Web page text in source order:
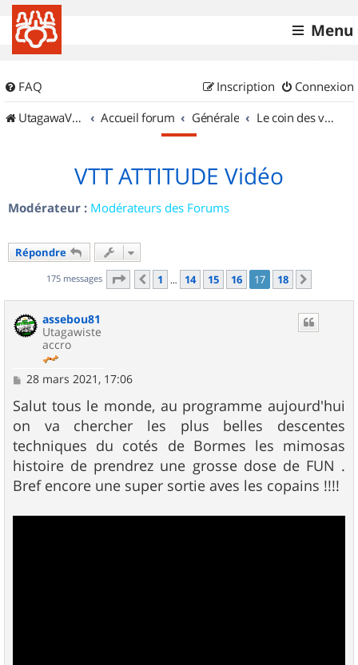
Menu
FAQ Connexion
Inscription
UtagawaVTT (Randos VTT et VTTAE avec traces GPS)
Accueil forum Générale Le coin des vidéastes
VTT ATTITUDE Vidéo
Modérateur : Modérateurs des Forums
Répondre
175 messages Page 17 sur18
Précédent
1 … 14 15 16 17 18
assebou81
Utagawiste
accro
M
s
s
a
g
e
28 mars 2021, 17:06
Salut tous le monde, au programme aujourd'hui
on va chercher les plus belles descentes
techniques du cotés de Bormes les mimosas
histoire de prendrez une grosse dose de FUN .
Bref encore une super sortie aves les copains !!!!